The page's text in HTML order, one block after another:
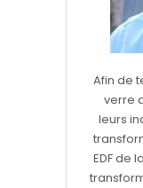
Afin de
verre
leurs
EDF de